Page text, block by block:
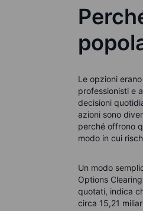
Le opzioni
professionisti e
decisioni
azioni sono
perché offrono
modo in cui
Un modo
Options
quotati, indica
circa 15,21